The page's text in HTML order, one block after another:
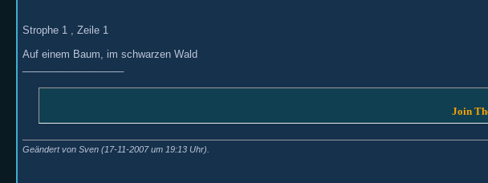
Strophe 1 , Zeile 1
Auf einem Baum, im schwarzen Wald
Join
Geändert von Sven (17-11-2007 um 19:13 Uhr).